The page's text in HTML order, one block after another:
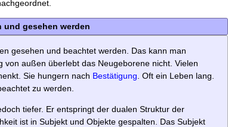
und gesehen werden
gesehen und beachtet werden. Das kann man
von außen überlebt das Neugeborene nicht. Vielen
Sie hungern nach Bestätigung . Oft ein Leben lang.
zu werden.
tiefer. Er entspringt der dualen Struktur der
ist in Subjekt und Objekte gespalten. Das Subjekt